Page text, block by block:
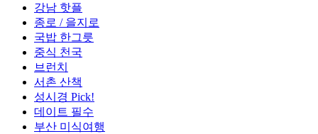
강남 핫플
종로 / 을지로
국밥 한그릇
중식 천국
브런치
서촌 산책
성시경 Pick!
데이트 필수
부산 미식여행